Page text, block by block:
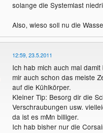
solange die Systemlast
Also, wieso soll nu die
12:59, 23.5.2011
Ich hab mich auch mal
mir auch schon das meiste
auf die Kühlkörper.
Kleiner Tip: Besorg dir die
Verschraubungen usw.
da ist es mMn billiger.
Ich hab bisher nur die